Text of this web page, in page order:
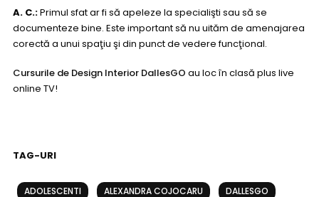
A. C.:Primul sfat ar fi să apeleze la specialişti sau să se
documenteze bine. Este important să nu uităm de amenajarea
corectă a unui spaţiu şi din punct de vedere funcţional.
Cursurile de Design Interior DallesGO au loc în clasă plus live
online TV!
TAG-URI
ADOLESCENTI ALEXANDRA COJOCARU
DALLESGO